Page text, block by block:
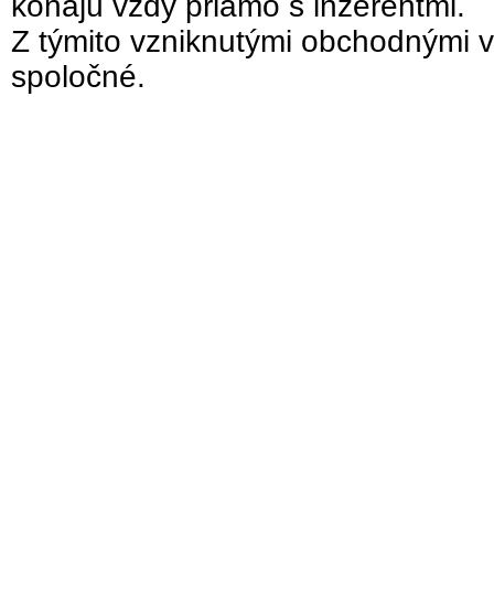
Z týmito vzniknutými obchodnými
spoločné.